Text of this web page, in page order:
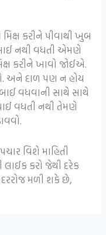
કરીને પીવાથી ખુબ
નથી વધતી એમણે
કરીને ખાવો જોઈએ.
અને દાળ પણ ન હોય
વધવાની સાથે સાથે
વધતી નથી તેમણે
વિશે માહિતી
કરો જેથી દરેક
મળી શકે છે,